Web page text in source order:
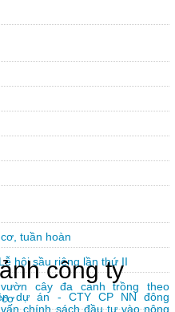
tuần hoàn
hội sầu riêng lần thứ II
cây đa canh trồng theo
công ty
dự án - CTY CP NN đông
chính sách đầu tư vào nông